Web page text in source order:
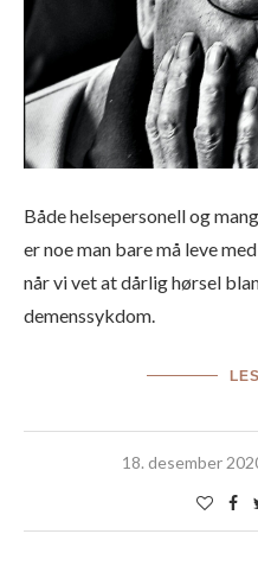
Både helsepersonell og
er noe man bare må leve
når vi vet at dårlig hørsel
demenssykdom.
18. desember